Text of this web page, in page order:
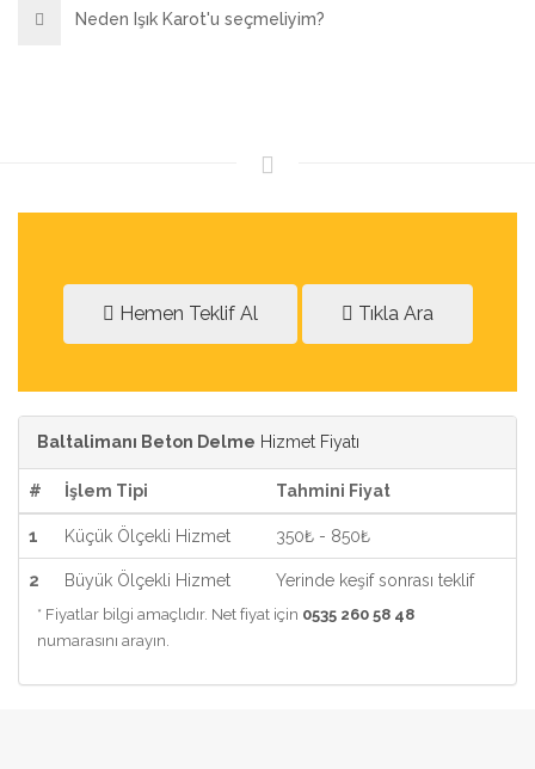
Neden Işık Karot'u seçmeliyim?
Hemen Teklif Al Tıkla Ara
Baltalimanı Beton Delme Hizmet Fiyatı
# İşlem Tipi Tahmini Fiyat
1 Küçük Ölçekli Hizmet 350₺ - 850₺
2 Büyük Ölçekli Hizmet Yerinde keşif sonrası teklif
* Fiyatlar bilgi amaçlıdır. Net fiyat için 0535 260 58 48
numarasını arayın.